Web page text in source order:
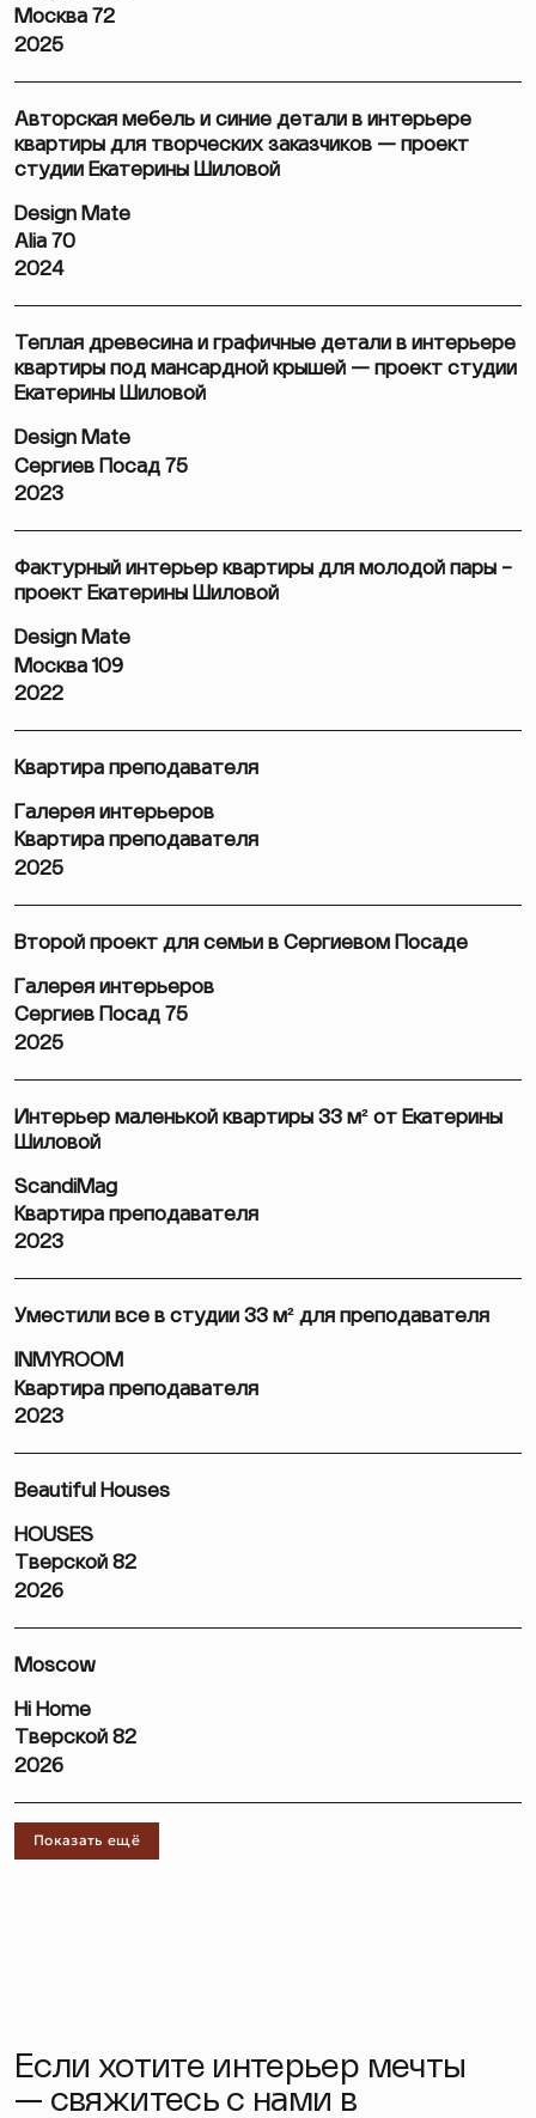
Москва 72
2025
Авторская мебель и синие детали в интерьере
квартиры для творческих заказчиков — проект
студии Екатерины Шиловой
Design Mate
Alia 70
2024
Теплая древесина и графичные детали в интерьере
квартиры под мансардной крышей — проект студии
Екатерины Шиловой
Design Mate
Сергиев Посад 75
2023
Фактурный интерьер квартиры для молодой пары –
проект Екатерины Шиловой
Design Mate
Москва 109
2022
Квартира преподавателя
Галерея интерьеров
Квартира преподавателя
2025
Второй проект для семьи в Сергиевом Посаде
Галерея интерьеров
Сергиев Посад 75
2025
Интерьер маленькой квартиры 33 м² от Екатерины
Шиловой
ScandiMag
Квартира преподавателя
2023
Уместили все в студии 33 м² для преподавателя
INMYROOM
Квартира преподавателя
2023
Beautiful Houses
HOUSES
Тверской 82
2026
Moscow
Hi Home
Тверской 82
2026
Показать ещё
Если хотите интерьер мечты
— свяжитесь с нами в